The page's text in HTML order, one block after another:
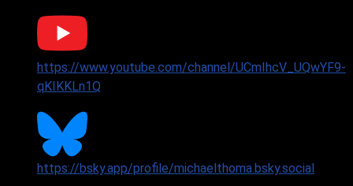
https://www.youtube.com/channel/UCmIhcV_UQwYF9-
qKIKKLn1Q
https://bsky.app/profile/michaelthoma.bsky.social